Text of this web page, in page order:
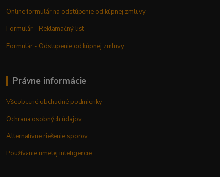
Online formulár na odstúpenie od kúpnej zmluvy
Formulár - Reklamačný list
Formulár - Odstúpenie od kúpnej zmluvy
Právne informácie
Všeobecné obchodné podmienky
Ochrana osobných údajov
Alternatívne riešenie sporov
Používanie umelej inteligencie